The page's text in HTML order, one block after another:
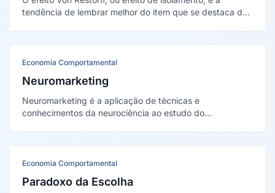
tendência de lembrar melhor do item que se destaca de
Economia Comportamental
Neuromarketing
Neuromarketing é a aplicação de técnicas e
conhecimentos da neurociência ao estudo do
marketing e tomada de decisão.
Economia Comportamental
Paradoxo da Escolha